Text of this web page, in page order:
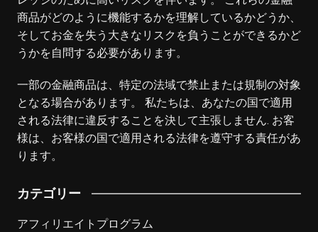
商品がどのように機能するかを理解しているかどうか、
そしてお金を失う大きなリスクを負うことができるかど
うかを自問する必要があります。
一部の金融商品は、特定の法域で禁止または規制の対象
となる場合があります。 私たちは、あなたの国で適用
される法律に違反することを決して主張しません. お客
様は、お客様の国で適用される法律を遵守する責任があ
ります。
カテゴリー
アフィリエイトプログラム